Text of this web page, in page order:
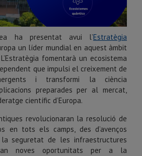
ha presentat avui l’Estratègia
un líder mundial en aquest àmbit
fomentarà un ecosistema
que impulsi el creixement de
i transformi la ciència
preparades per al mercat,
científic d’Europa.
revolucionaran la resolució de
en tots els camps, des d’avenços
seguretat de les infraestructures
noves oportunitats per a la